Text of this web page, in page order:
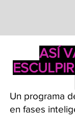
ASÍ
Un programa
en fases